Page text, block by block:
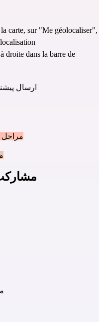
carte, sur "Me géolocaliser",
droite dans la barre de
ارسال
12